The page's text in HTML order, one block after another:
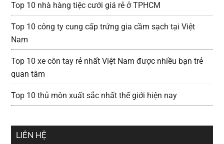
Top 10 nhà hàng tiệc cưới giá rẻ ở TPHCM
Top 10 công ty cung cấp trứng gia cầm sạch tại Việt
Nam
Top 10 xe côn tay rẻ nhất Việt Nam được nhiều bạn trẻ
quan tâm
Top 10 thủ môn xuất sắc nhất thế giới hiện nay
LIÊN HỆ